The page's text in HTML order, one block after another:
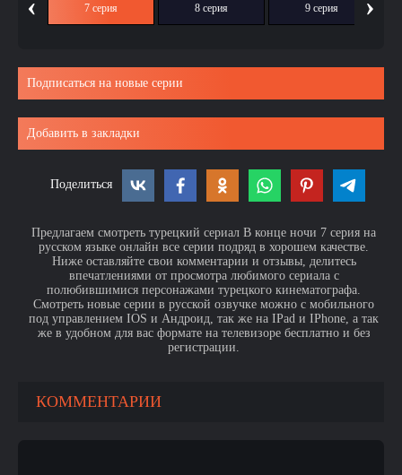
7 серия 8 серия 9 серия
Подписаться на новые серии
Добавить в закладки
Поделиться
Предлагаем смотреть турецкий сериал В конце ночи 7 серия на
русском языке онлайн все серии подряд в хорошем качестве.
Ниже оставляйте свои комментарии и отзывы, делитесь
впечатлениями от просмотра любимого сериала с
полюбившимися персонажами турецкого кинематографа.
Смотреть новые серии в русской озвучке можно с мобильного
под управлением IOS и Андроид, так же на IPad и IPhone, а так
же в удобном для вас формате на телевизоре бесплатно и без
регистрации.
КОММЕНТАРИИ